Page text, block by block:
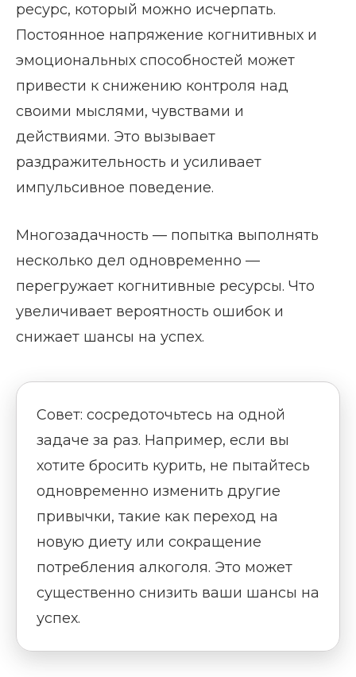
ресурс, который можно исчерпать.
Постоянное напряжение когнитивных и
эмоциональных способностей может
привести к снижению контроля над
своими мыслями, чувствами и
действиями. Это вызывает
раздражительность и усиливает
импульсивное поведение.
Многозадачность — попытка выполнять
несколько дел одновременно —
перегружает когнитивные ресурсы. Что
увеличивает вероятность ошибок и
снижает шансы на успех.
Совет: сосредоточьтесь на одной
задаче за раз. Например, если вы
хотите бросить курить, не пытайтесь
одновременно изменить другие
привычки, такие как переход на
новую диету или сокращение
потребления алкоголя. Это может
существенно снизить ваши шансы на
успех.